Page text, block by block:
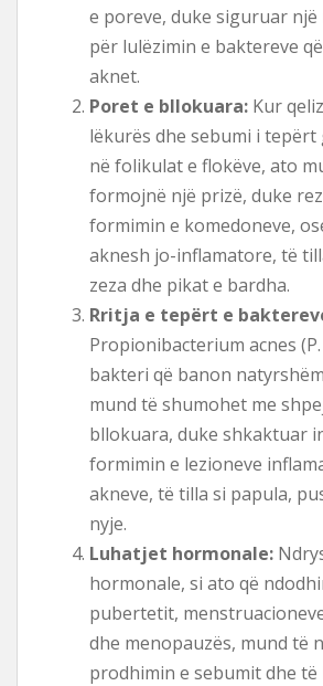
e poreve, duke siguruar një
për lulëzimin e baktereve
aknet.
Poret e bllokuara: Kur
lëkurës dhe sebumi i
në folikulat e flokëve, ato
formojnë një prizë, duke
formimin e komedoneve,
aknesh jo-inflamatore, të
zeza dhe pikat e bardha.
Rritja e tepërt e
Propionibacterium acnes
bakteri që banon
mund të shumohet me
bllokuara, duke shkaktuar
formimin e lezioneve
akneve, të tilla si papula,
nyje.
Luhatjet hormonale:
hormonale, si ato që
pubertetit,
dhe menopauzës, mund të
prodhimin e sebumit dhe